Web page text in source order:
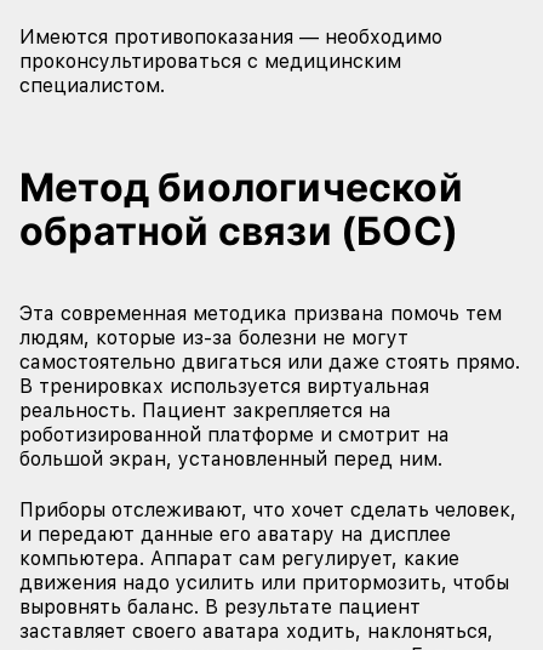
Имеются противопоказания — необходимо
проконсультироваться с медицинским
специалистом.
Метод биологической
обратной связи (БОС)
Эта современная методика призвана помочь тем
людям, которые из-за болезни не могут
самостоятельно двигаться или даже стоять прямо.
В тренировках используется виртуальная
реальность. Пациент закрепляется на
роботизированной платформе и смотрит на
большой экран, установленный перед ним.
Приборы отслеживают, что хочет сделать человек,
и передают данные его аватару на дисплее
компьютера. Аппарат сам регулирует, какие
движения надо усилить или притормозить, чтобы
выровнять баланс. В результате пациент
заставляет своего аватара ходить, наклоняться,